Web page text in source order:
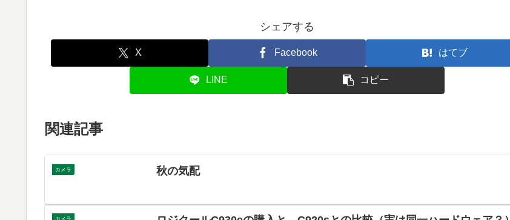
シェアする
X Facebook はてブ
LINE コピー
関連記事
カメラ 秋の気配
カメラ